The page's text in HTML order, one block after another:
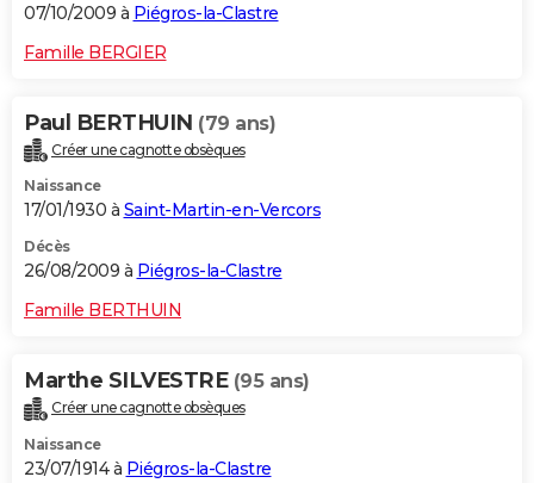
07/10/2009 à Piégros-la-Clastre
Famille BERGIER
Paul BERTHUIN (79 ans)
Créer une cagnotte obsèques
Naissance
17/01/1930 à Saint-Martin-en-Vercors
Décès
26/08/2009 à Piégros-la-Clastre
Famille BERTHUIN
Marthe SILVESTRE (95 ans)
Créer une cagnotte obsèques
Naissance
23/07/1914 à Piégros-la-Clastre